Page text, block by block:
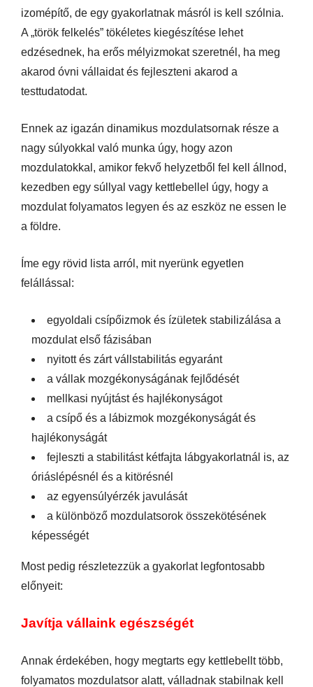
izomépítő, de egy gyakorlatnak másról is kell szólnia.
A „török felkelés” tökéletes kiegészítése lehet
edzésednek, ha erős mélyizmokat szeretnél, ha meg
akarod óvni vállaidat és fejleszteni akarod a
testtudatodat.
Ennek az igazán dinamikus mozdulatsornak része a
nagy súlyokkal való munka úgy, hogy azon
mozdulatokkal, amikor fekvő helyzetből fel kell állnod,
kezedben egy súllyal vagy kettlebellel úgy, hogy a
mozdulat folyamatos legyen és az eszköz ne essen le
a földre.
Íme egy rövid lista arról, mit nyerünk egyetlen
felállással:
egyoldali csípőizmok és ízületek stabilizálása a
mozdulat első fázisában
nyitott és zárt vállstabilitás egyaránt
a vállak mozgékonyságának fejlődését
mellkasi nyújtást és hajlékonyságot
a csípő és a lábizmok mozgékonyságát és
hajlékonyságát
fejleszti a stabilitást kétfajta lábgyakorlatnál is, az
óriáslépésnél és a kitörésnél
az egyensúlyérzék javulását
a különböző mozdulatsorok összekötésének
képességét
Most pedig részletezzük a gyakorlat legfontosabb
előnyeit:
Javítja vállaink egészségét
Annak érdekében, hogy megtarts egy kettlebellt több,
folyamatos mozdulatsor alatt, válladnak stabilnak kell